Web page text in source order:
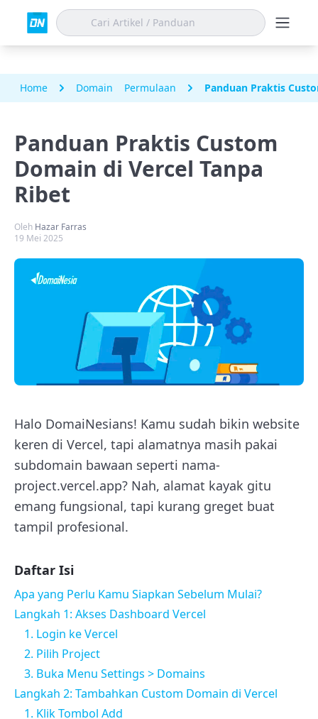
Home Domain Permulaan Panduan Praktis
Panduan Praktis Custom
Domain di Vercel Tanpa
Ribet
Oleh Hazar Farras
19 Mei 2025
Halo DomaiNesians! Kamu sudah bikin website
keren di Vercel, tapi alamatnya masih pakai
subdomain bawaan seperti nama-
project.vercel.app? Nah, alamat kayak gitu
emang fungsional, tapi kurang greget buat
tampil profesional.
Daftar Isi
Apa yang Perlu Kamu Siapkan Sebelum Mulai?
Langkah 1: Akses Dashboard Vercel
1. Login ke Vercel
2. Pilih Project
3. Buka Menu Settings > Domains
Langkah 2: Tambahkan Custom Domain di Vercel
1. Klik Tombol Add